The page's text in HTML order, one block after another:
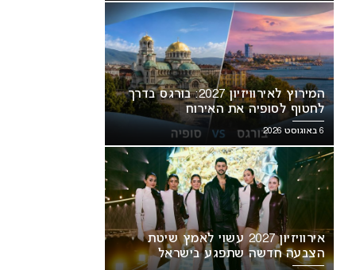
המירוץ לאירוויזיון 2027: בורגס בדרך
לחטוף לסופיה את האירוח
6 באוגוסט 2026
אירוויזיון 2027 עשוי לאמץ שיטת
הצבעה חדשה שתפגע בישראל